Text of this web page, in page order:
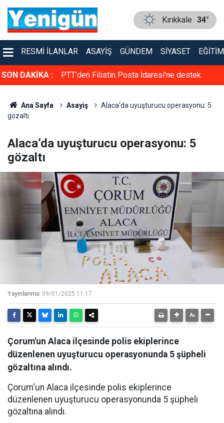
Kırıkkale 34°
RESMI İLANLAR ASAYIŞ GÜNDEM SIYASET EĞITIM
SON DAKİKA :
destek Bakan Ersoy ile Acun Ilıcalı bir araya geldi
Ana Sayfa Asayiş
Alaca’da uyuşturucu operasyonu: 5
gözaltı
Alaca’da uyuşturucu operasyonu: 5
gözaltı
Yayınlanma: 09/01/2025 11:17
Çorum'un Alaca ilçesinde polis ekiplerince
düzenlenen uyuşturucu operasyonunda 5 şüpheli
gözaltına alındı.
Çorum'un Alaca ilçesinde polis ekiplerince
düzenlenen uyuşturucu operasyonunda 5 şüpheli
gözaltına alındı.